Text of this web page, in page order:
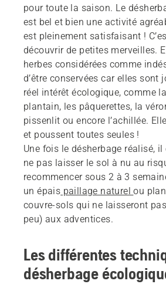
pour toute la saison. Le
est bel et bien une activité
est pleinement satisfaisant !
découvrir de petites merveilles.
herbes considérées comme
d’être conservées car elles sont
réel intérêt écologique, comme
plantain, les pâquerettes, la
pissenlit ou encore l’achillée.
et poussent toutes seules !
Une fois le désherbage réalisé,
ne pas laisser le sol à nu au
recommencer sous 2 à 3
un épais paillage naturelou
couvre-sols qui ne laisseront
peu) aux adventices.
Les différentes
désherbage